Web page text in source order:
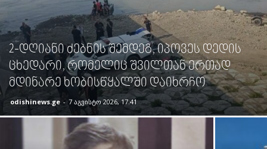
2-დღიანი ძებნის შემდეგ, იპოვეს დედის
ცხედარი, რომელიც შვილთან ერთად
მდინარე ხობისწყალში დაიხრჩო
odishinews.ge - 7 აგვისტო 2026, 17:41